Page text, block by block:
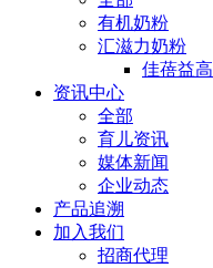
有机奶粉
汇滋力奶粉
佳蓓益高
资讯中心
全部
育儿资讯
媒体新闻
企业动态
产品追溯
加入我们
招商代理